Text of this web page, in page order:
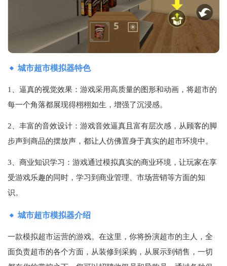
城市超市模拟器特色
1、逼真的视觉效果：游戏采用高质量的图形和动画，将超市的
每一个角落都展现得栩栩如生，增强了沉浸感。
2、丰富的音效设计：游戏音效逼真且富有层次感，从顾客的脚
步声到商品的摆放声，都让人仿佛置身于真实的超市环境中。
3、商业知识学习：游戏通过模拟真实的商业环境，让玩家在享
受游戏乐趣的同时，学习到商业管理、市场营销等方面的知
识。
城市超市模拟器介绍
一款模拟超市运营的游戏。在这里，你将扮演超市的主人，全
面负责超市的各个方面，从装修到采购，从展示到销售，一切